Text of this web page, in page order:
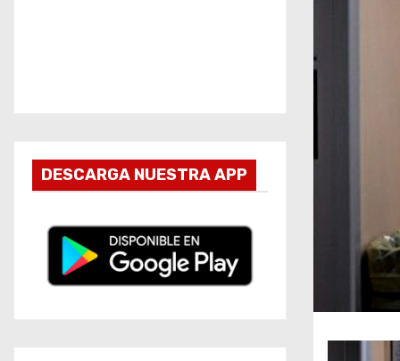
DESCARGA NUESTRA APP